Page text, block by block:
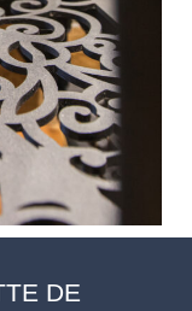
DE